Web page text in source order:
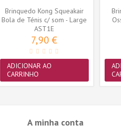
Brinquedo Kong Squeakair
Bola de Ténis c/ som - Large
-...
AST1E
7,90 €
ADICIONAR AO
CARRINHO
A minha conta